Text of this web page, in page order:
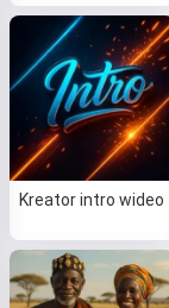
Kreator intro wideo